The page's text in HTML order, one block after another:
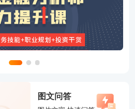
试：5月21日-5月25日
试时间
试：8月20日-8月26日
试：8月27日-8月31日
试时间
图文问答